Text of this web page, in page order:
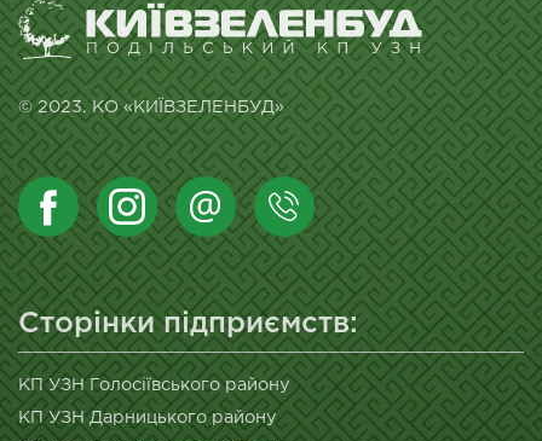
© 2023. КО «КИЇВЗЕЛЕНБУД»
Сторінки підприємств:
КП УЗН Голосіївського району
КП УЗН Дарницького району